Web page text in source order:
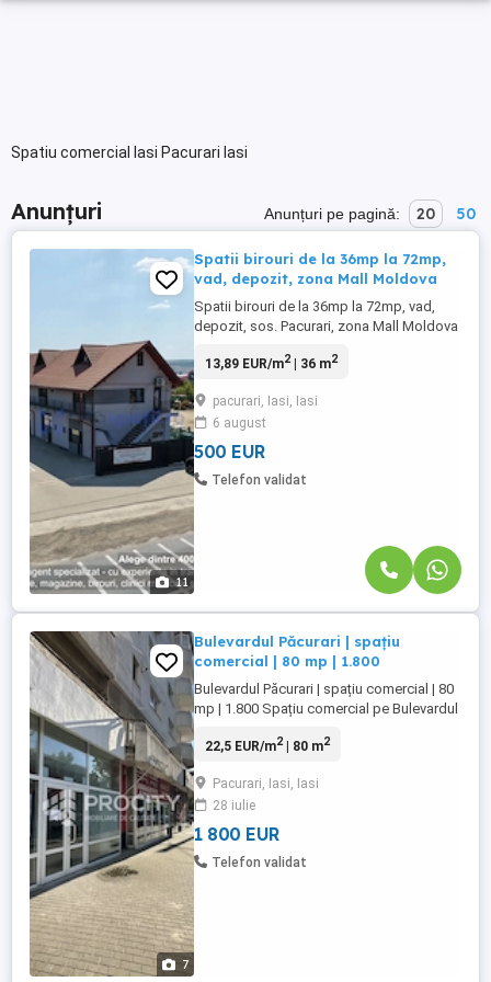
Spatiu comercial Iasi Pacurari Iasi
Anunțuri Anunțuri pe pagină: 20 50
11
Spatii birouri de la 36mp la 72mp,
vad, depozit, zona Mall Moldova
Spatii birouri de la 36mp la 72mp, vad,
depozit, sos. Pacurari, zona Mall Moldova
aproape de Mall Moldova - pentru: -
finisaje atent alese, grup sanitar propriu), -
mici depozite (poate pt. domeniul medical
s.a.), - mic ...
13,89 EUR/m2| 36 m2
pacurari, Iasi, Iasi
6 august
500 EUR
Telefon validat
7
Bulevardul Păcurari | spațiu
comercial | 80 mp | 1.800
Bulevardul Păcurari | spațiu comercial | 80
mp | 1.800 Spațiu comercial pe Bulevardul
cu vizibilitate bună și vad comercial.
dotat cu 3 aparate de aer condiționat și
este potrivit pentru magazin, birouri sau
alte activități ...
22,5 EUR/m2| 80 m2
Pacurari, Iasi, Iasi
28 iulie
1 800 EUR
Telefon validat